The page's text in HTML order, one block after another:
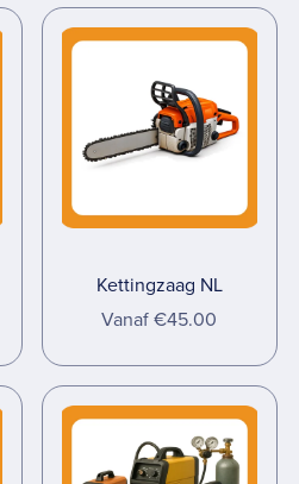
Kettingzaag NL
Vanaf €45.00